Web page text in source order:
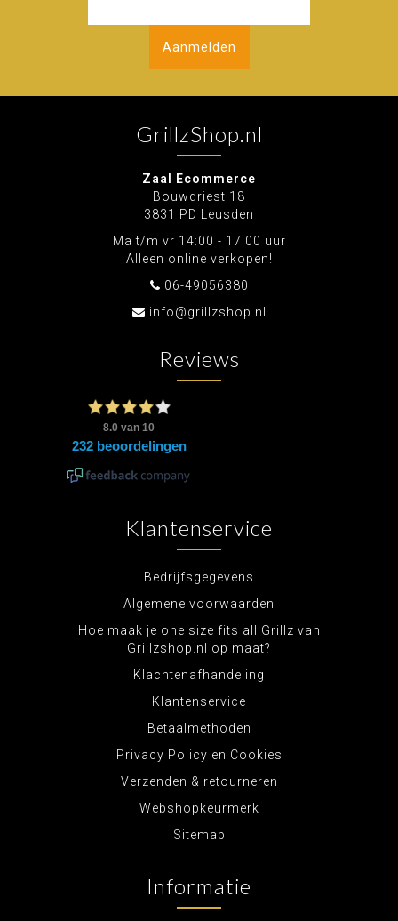
Aanmelden
GrillzShop.nl
Zaal Ecommerce
Bouwdriest 18
3831 PD Leusden
Ma t/m vr 14:00 - 17:00 uur
Alleen online verkopen!
06-49056380
info@grillzshop.nl
Reviews
Klantenservice
Bedrijfsgegevens
Algemene voorwaarden
Hoe maak je one size fits all Grillz van
Grillzshop.nl op maat?
Klachtenafhandeling
Klantenservice
Betaalmethoden
Privacy Policy en Cookies
Verzenden & retourneren
Webshopkeurmerk
Sitemap
Informatie